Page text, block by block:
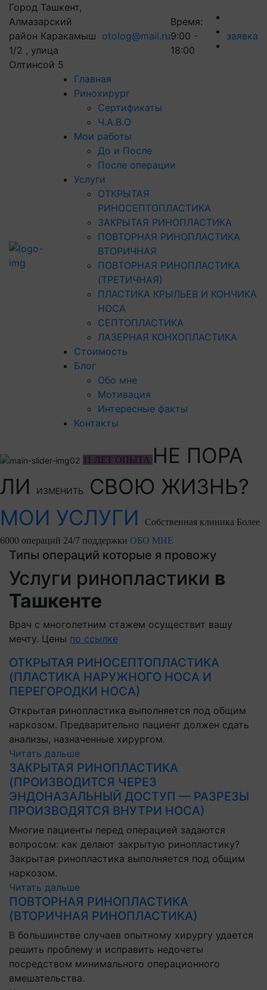
Город Ташкент,
Алмазарский
район Каракамыш
1/2 , улица
Олтинсой 5
otolog@mail.ru
Время:
9:00 -
18:00
заявка
Главная
Ринохирург
Сертификаты
Ч.А.В.О
Мои работы
До и После
После операции
Услуги
ОТКРЫТАЯ
РИНОСЕПТОПЛАСТИКА
ЗАКРЫТАЯ РИНОПЛАСТИКА
ПОВТОРНАЯ РИНОПЛАСТИКА
ВТОРИЧНАЯ
ПОВТОРНАЯ РИНОПЛАСТИКА
(ТРЕТИЧНАЯ)
ПЛАСТИКА КРЫЛЬЕВ И КОНЧИКА
НОСА
СЕПТОПЛАСТИКА
ЛАЗЕРНАЯ КОНХОПЛАСТИКА
Стоимость
Блог
Обо мне
Мотивация
Интересные факты
Контакты
11 ЛЕТ ОПЫТА НЕ ПОРА
ЛИ
ИЗМЕНИТЬ
СВОЮ ЖИЗНЬ?
МОИ УСЛУГИ
Собственная клиника Более
6000 операций 24/7 поддержки ОБО МНЕ
Типы операций которые я провожу
Услуги ринопластики в
Ташкенте
Врач с многолетним стажем осуществит вашу
мечту. Цены по ссылке
ОТКРЫТАЯ РИНОСЕПТОПЛАСТИКА
(ПЛАСТИКА НАРУЖНОГО НОСА И
ПЕРЕГОРОДКИ НОСА)
Открытая ринопластика выполняется под общим
наркозом. Предварительно пациент должен сдать
анализы, назначенные хирургом.
Читать дальше
ЗАКРЫТАЯ РИНОПЛАСТИКА
(ПРОИЗВОДИТСЯ ЧЕРЕЗ
ЭНДОНАЗАЛЬНЫЙ ДОСТУП — РАЗРЕЗЫ
ПРОИЗВОДЯТСЯ ВНУТРИ НОСА)
Многие пациенты перед операцией задаются
вопросом: как делают закрытую ринопластику?
Закрытая ринопластика выполняется под общим
наркозом.
Читать дальше
ПОВТОРНАЯ РИНОПЛАСТИКА
(ВТОРИЧНАЯ РИНОПЛАСТИКА)
В большинстве случаев опытному хирургу удается
решить проблему и исправить недочеты
посредством минимального операционного
вмешательства.